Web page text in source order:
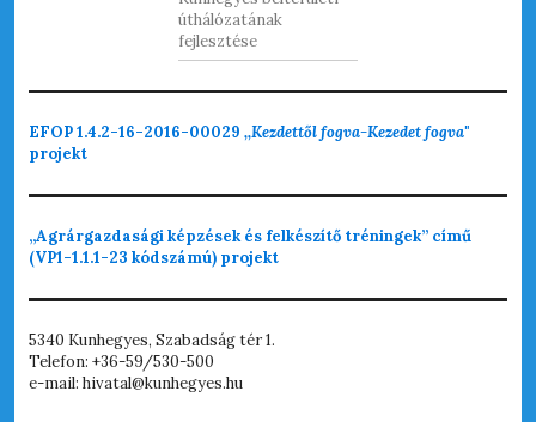
úthálózatának
fejlesztése
EFOP 1.4.2-16-2016-00029 ,,Kezdettől fogva-Kezedet fogva"
projekt
„Agrárgazdasági képzések és felkészítő tréningek” című
(VP1-1.1.1-23 kódszámú) projekt
5340 Kunhegyes, Szabadság tér 1.
Telefon: +36-59/530-500
e-mail: hivatal@kunhegyes.hu